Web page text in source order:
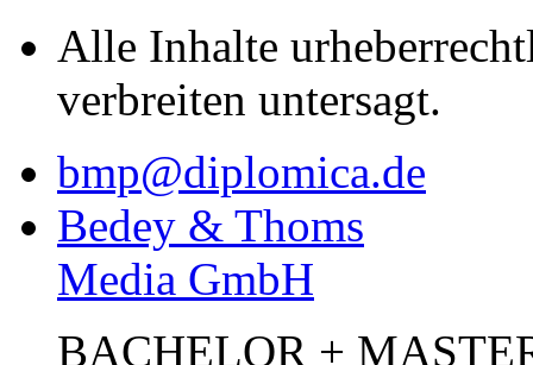
Alle Inhalte
verbreiten untersagt.
bmp@diplomica.de
Bedey & Thoms
Media GmbH
BACHELOR +